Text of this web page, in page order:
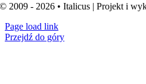
© 2009 - 2026 • Italicus | Projekt i
Page load link
Przejdź do góry